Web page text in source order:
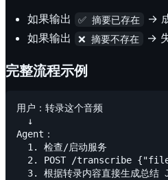
如果输出 ✅ 摘要已存在
→
如果输出
❌ 摘要不存在 →
完整流程示例
用户：转录这个音频
  ↓
Agent：
  1. 检查/启动服务
2. POST /transcribe
3. 根据转录内容直接生成总结